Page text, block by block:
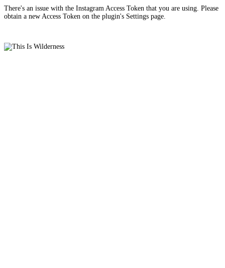
There's an issue with the Instagram Access Token that you are using. Please
obtain a new Access Token on the plugin's Settings page.